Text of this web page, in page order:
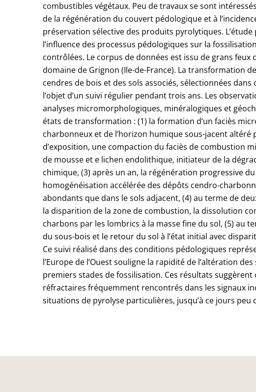
combustibles végétaux. Peu de travaux se sont
de la régénération du couvert pédologique et à
préservation sélective des produits pyrolytiques.
l’influence des processus pédologiques sur la
contrôlées. Le corpus de données est issu de grans
domaine de Grignon (Ile-de-France). La transformation
cendres de bois et des sols associés, sélectionnées
l’objet d’un suivi régulier pendant trois ans. Les
analyses micromorphologiques, minéralogiques et
états de transformation : (1) la formation d’un faciès
charbonneux et de l’horizon humique sous-jacent altéré
d’exposition, une compaction du faciès de combustion
de mousse et e lichen endolithique, initiateur de la
chimique, (3) après un an, la régénération progressive
homogénéisation accélérée des dépôts cendro-
abondants que dans le sols adjacent, (4) au terme de
la disparition de la zone de combustion, la dissolution
charbons par les lombrics à la masse fine du sol, (5) au
du sous-bois et le retour du sol à l’état initial avec
Ce suivi réalisé dans des conditions pédologiques
l’Europe de l’Ouest souligne la rapidité de l’altération
premiers stades de fossilisation. Ces résultats
réfractaires fréquemment rencontrés dans les signaux
situations de pyrolyse particulières, jusqu’à ce jours peu